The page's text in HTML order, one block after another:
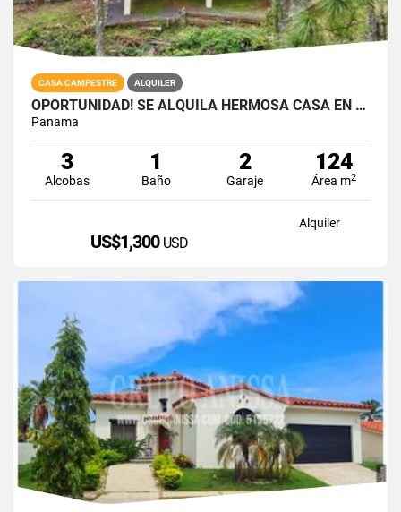
CASA CAMPESTRE ALQUILER
OPORTUNIDAD! SE ALQUILA HERMOSA CASA EN ALTOS DEL MARIA
Panama
3
Alcobas
1
Baño
2
Garaje
124
Área m2
Alquiler
US$1,300 USD